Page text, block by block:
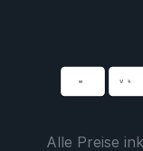
Alle Preise